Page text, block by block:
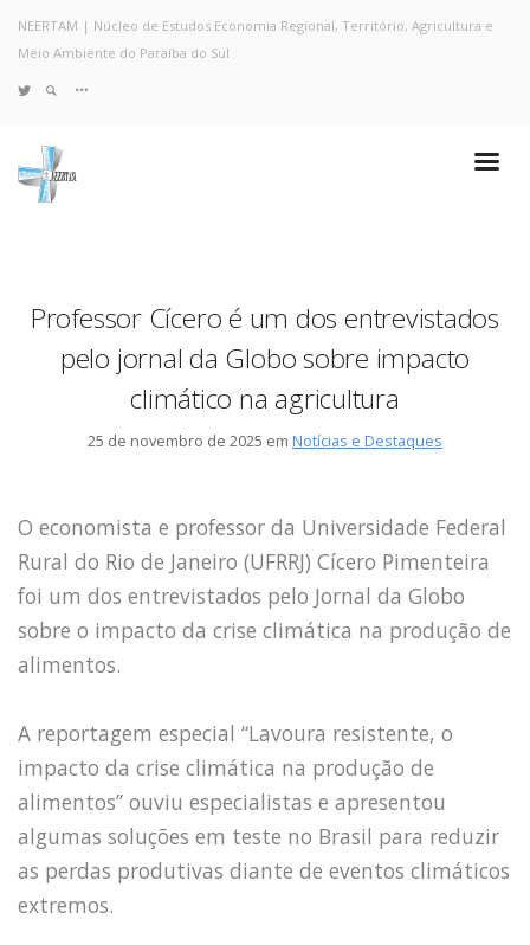
Resultados
Coleta no Estado do RJ
Grupo de Pesquisa
Artigos
Economia da Poluição: Discussão
Capacidade de Suporte do Ecossistema
Exemplo de Externalidade e Poluição
Instrumentos Econômicos na Poluição
Instrumento de Comando e Controle
Ronald Coase e Poluição
Críticas ao Teorema
Economia do Setor Público e Meio Ambiente
Parceiros
Publicações
NEERTAM | Núcleo de Estudos Economia Regional, Território, Agricultura e
Meio Ambiente do Paraíba do Sul
Professor Cícero é um dos entrevistados
pelo jornal da Globo sobre impacto
climático na agricultura
25 de novembro de 2025 em Notícias e Destaques
O economista e professor da Universidade Federal
Rural do Rio de Janeiro (UFRRJ) Cícero Pimenteira
foi um dos entrevistados pelo Jornal da Globo
sobre o impacto da crise climática na produção de
alimentos.
A reportagem especial “Lavoura resistente, o
impacto da crise climática na produção de
alimentos” ouviu especialistas e apresentou
algumas soluções em teste no Brasil para reduzir
as perdas produtivas diante de eventos climáticos
extremos.